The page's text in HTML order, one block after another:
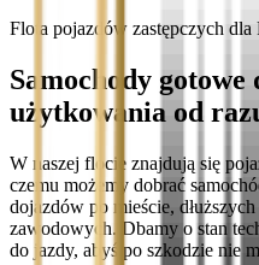
Flota pojazdów zastępczych dla
Samochody gotowe
użytkowania od
W naszej flocie znajdują się
czemu możemy dobrać
dojazdów po mieście,
zawodowych. Dbamy o stan
do jazdy, abyś po szkodzie nie